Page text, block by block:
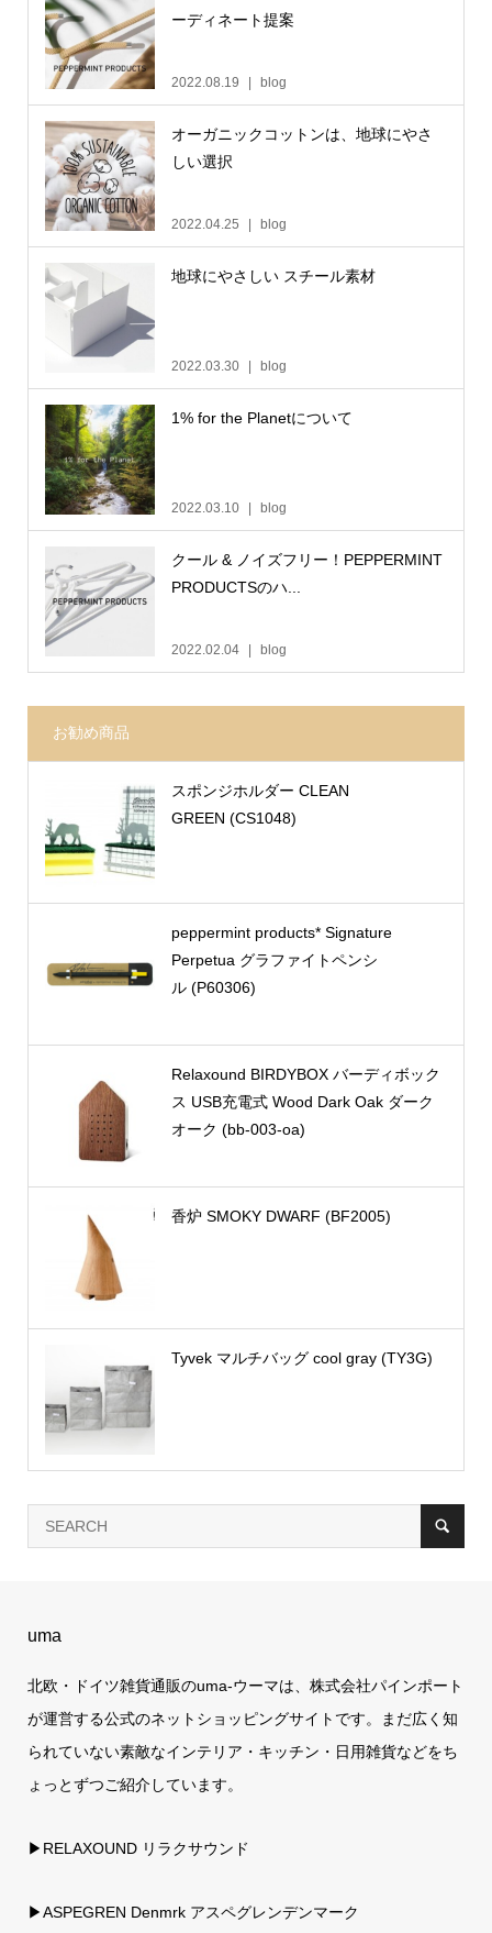
ーディネート提案
2022.08.19 blog
オーガニックコットンは、地球にやさ
しい選択
2022.04.25 blog
地球にやさしい スチール素材
2022.03.30 blog
1% for the Planetについて
2022.03.10 blog
クール & ノイズフリー！PEPPERMINT
PRODUCTSのハ...
2022.02.04 blog
お勧め商品
スポンジホルダー CLEAN
GREEN (CS1048)
peppermint products* Signature
Perpetua グラファイトペンシ
ル (P60306)
Relaxound BIRDYBOX バーディボック
ス USB充電式 Wood Dark Oak ダーク
オーク (bb-003-oa)
香炉 SMOKY DWARF (BF2005)
Tyvek マルチバッグ cool gray (TY3G)
uma
北欧・ドイツ雑貨通販のuma-ウーマは、株式会社パインポート
が運営する公式のネットショッピングサイトです。まだ広く知
られていない素敵なインテリア・キッチン・日用雑貨などをち
ょっとずつご紹介しています。
▶RELAXOUND リラクサウンド
▶ASPEGREN Denmrk アスペグレンデンマーク